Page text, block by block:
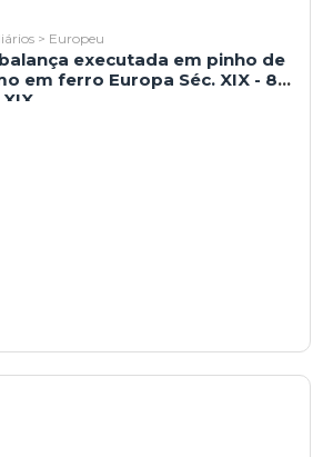
> Europeu
executada em pinho de
em ferro Europa Séc. XIX - 82